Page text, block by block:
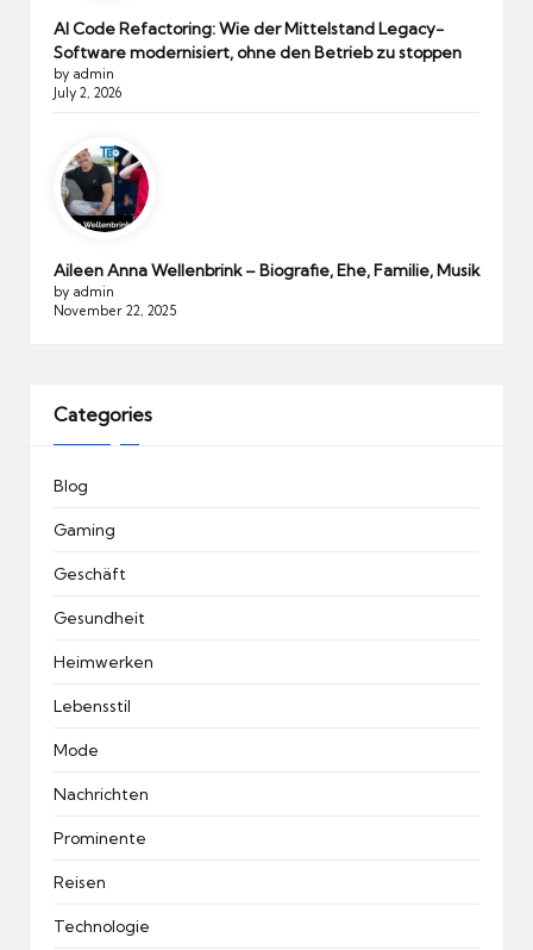
AI Code Refactoring: Wie der Mittelstand Legacy-
Software modernisiert, ohne den Betrieb zu stoppen
by admin
July 2, 2026
Aileen Anna Wellenbrink – Biografie, Ehe, Familie, Musik
by admin
November 22, 2025
Categories
Blog
Gaming
Geschäft
Gesundheit
Heimwerken
Lebensstil
Mode
Nachrichten
Prominente
Reisen
Technologie